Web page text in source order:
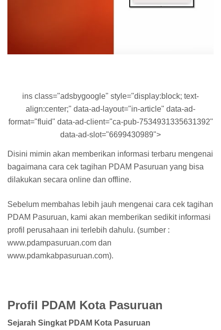
ins class="adsbygoogle" style="display:block; text-
align:center;" data-ad-layout="in-article" data-ad-
format="fluid" data-ad-client="ca-pub-7534931335631392"
data-ad-slot="6699430989">
Disini mimin akan memberikan informasi terbaru mengenai
bagaimana cara cek tagihan PDAM Pasuruan yang bisa
dilakukan secara online dan offline.
Sebelum membahas lebih jauh mengenai cara cek tagihan
PDAM Pasuruan, kami akan memberikan sedikit informasi
profil perusahaan ini terlebih dahulu. (sumber :
www.pdampasuruan.com dan
www.pdamkabpasuruan.com).
Profil PDAM Kota Pasuruan
Sejarah Singkat PDAM Kota Pasuruan